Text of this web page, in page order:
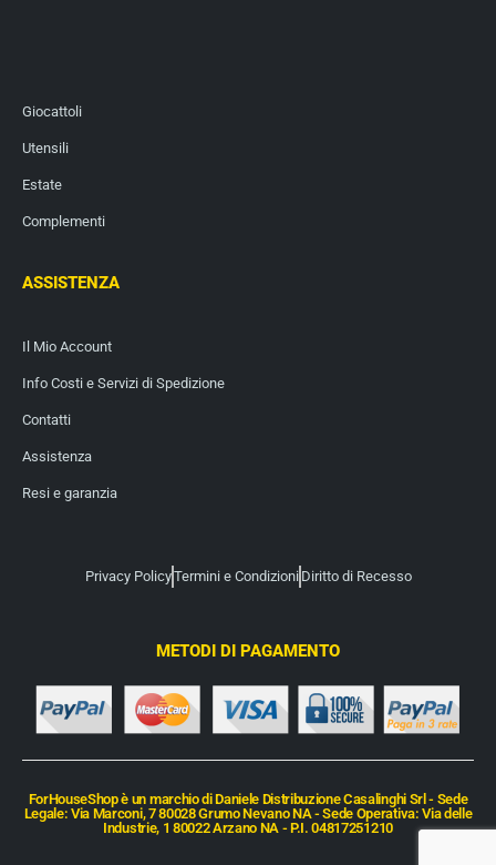
Giocattoli
Utensili
Estate
Complementi
ASSISTENZA
Il Mio Account
Info Costi e Servizi di Spedizione
Contatti
Assistenza
Resi e garanzia
Privacy PolicyTermini e Condizioni Diritto di Recesso
METODI DI PAGAMENTO
ForHouseShop è un marchio di Daniele Distribuzione Casalinghi Srl - Sede
Legale: Via Marconi, 7 80028 Grumo Nevano NA - Sede Operativa: Via delle
Industrie, 1 80022 Arzano NA - P.I. 04817251210